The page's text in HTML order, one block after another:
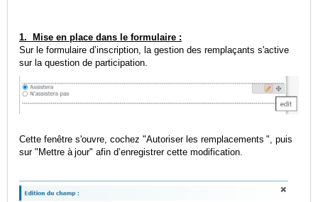
1. Mise en place dans le formulaire :
Sur le formulaire d’inscription, la gestion des remplaçants s'active
sur la question de participation.
Cette fenêtre s'ouvre, cochez "Autoriser les remplacements ", puis
sur "Mettre à jour" afin d’enregistrer cette modification.